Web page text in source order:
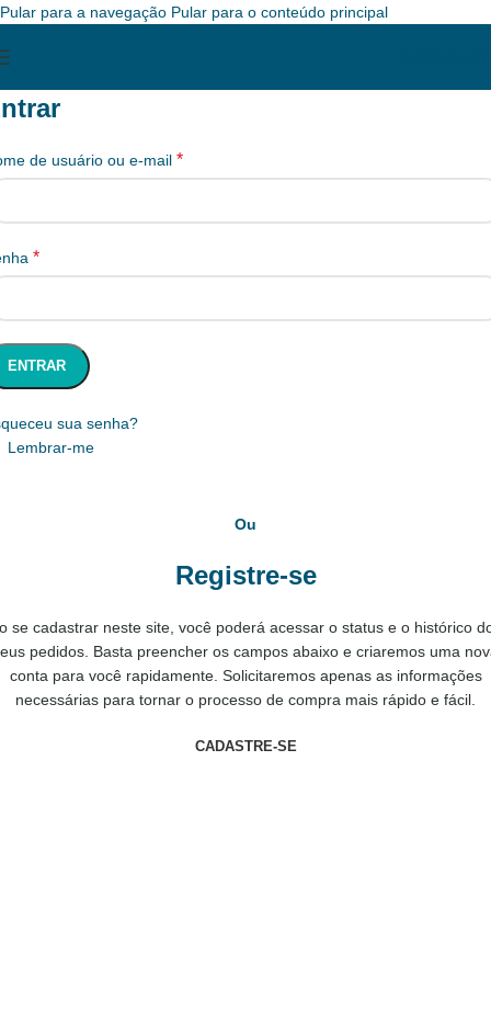
Pular para a navegação Pular para o conteúdo principal
de usuário ou e-mail *
*
ENTRAR
sua senha?
Lembrar-me
Ou
Registre-se
se cadastrar neste site, você poderá acessar o status e o histórico
pedidos. Basta preencher os campos abaixo e criaremos uma
conta para você rapidamente. Solicitaremos apenas as informações
necessárias para tornar o processo de compra mais rápido e fácil.
CADASTRE-SE